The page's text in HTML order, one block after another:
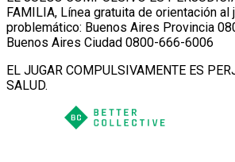
FAMILIA, Línea gratuita de orientación al
problemático: Buenos Aires Provincia
Buenos Aires Ciudad 0800-666-6006
EL JUGAR COMPULSIVAMENTE ES
SALUD.